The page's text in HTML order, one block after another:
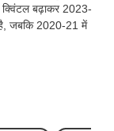
क्विंटल बढ़ाकर 2023-
जबकि 2020-21 में